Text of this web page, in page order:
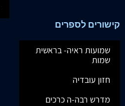
קישורים לספרים
שמועות ראיה- בראשית
שמות
חזון עובדיה
מדרש רבה-ה כרכים